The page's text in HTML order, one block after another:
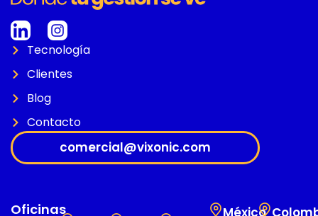
Tecnología
Clientes
Blog
Contacto
comercial@vixonic.com
Oficinas
México